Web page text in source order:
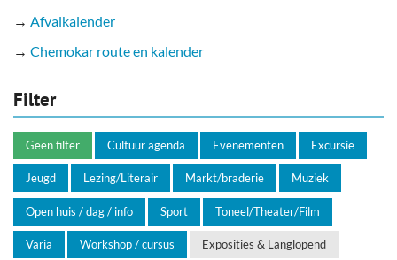
→ Afvalkalender
→ Chemokar route en kalender
Filter
Geen filter Cultuur agenda Evenementen Excursie
Jeugd Lezing/Literair Markt/braderie Muziek
Open huis / dag / info Sport Toneel/Theater/Film
Varia Workshop / cursus Exposities & Langlopend